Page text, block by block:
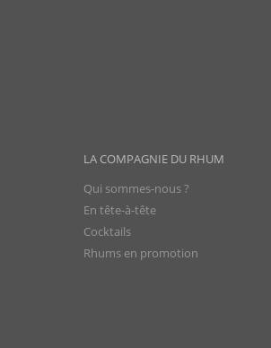
LA COMPAGNIE DU RHUM
Qui sommes-nous ?
En tête-à-tête
Cocktails
Rhums en promotion